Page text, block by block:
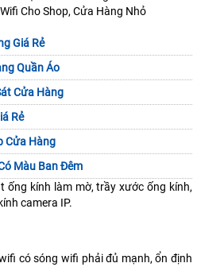
Cho Shop, Cửa Hàng Nhỏ
Giá Rẻ
Quần Áo
Cửa Hàng
Rẻ
Cửa Hàng
Màu Ban Đêm
ống kính làm mờ, trầy xước ống kính,
camera IP.
có sóng wifi phải đủ mạnh, ổn định